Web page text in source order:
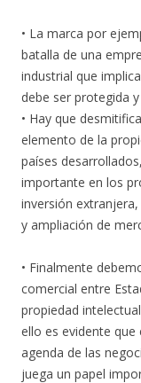
• La marca por
batalla de una
industrial que
debe ser protegida
• Hay que
elemento de la
países
importante en los
inversión
y ampliación de
• Finalmente
comercial entre
propiedad
ello es evidente
agenda de las
juega un papel